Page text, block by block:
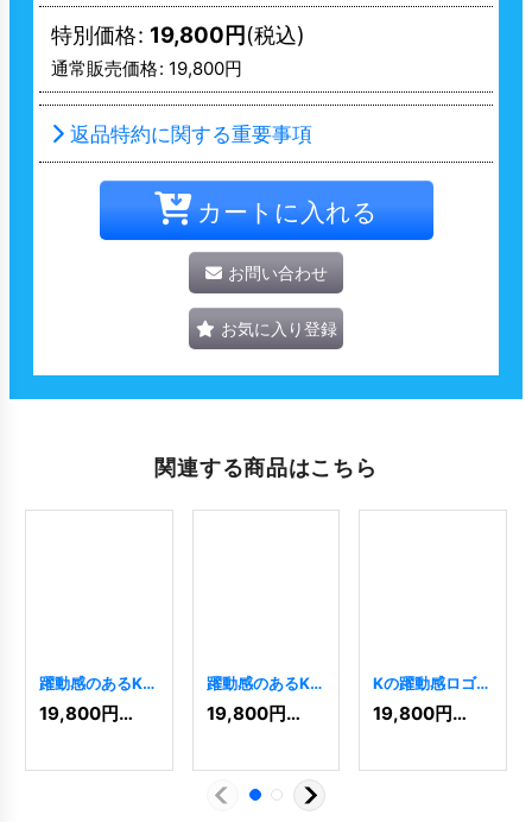
特別価格: 19,800円(税込)
通常販売価格: 19,800円
返品特約に関する重要事項
カートに入れる
お問い合わせ
お気に入り登録
関連する商品はこちら
躍動感のあるK字
ロゴ[7224
19,800円(税込)
躍動感のあるKの
ロゴ[6716]
19,800円(税込)
Kの躍動感ロゴ
[5493]
19,800円(税込)